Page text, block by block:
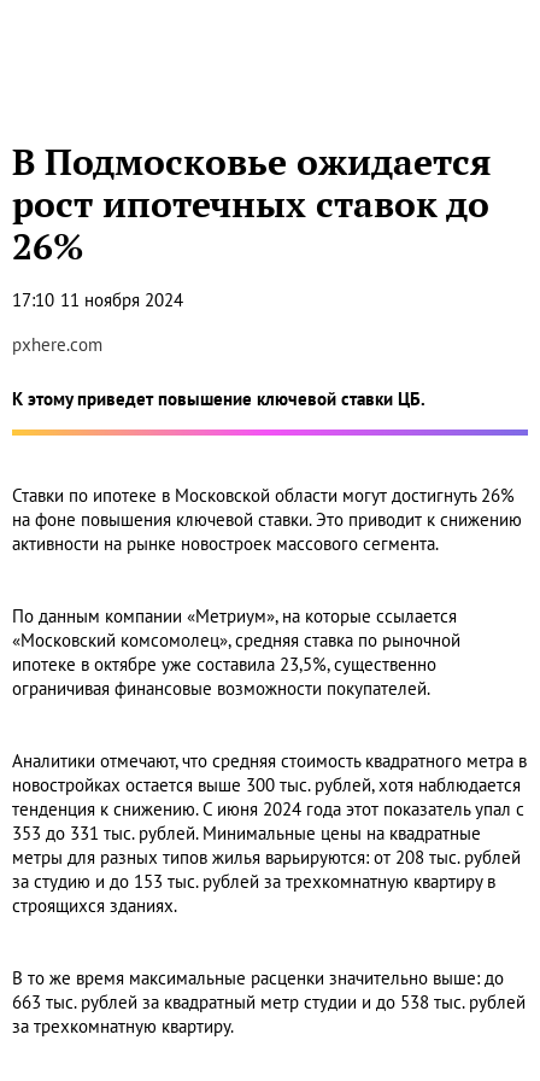
В Подмосковье ожидается
рост ипотечных ставок до
26%
17:10 11 ноября 2024
pxhere.com
К этому приведет повышение ключевой ставки ЦБ.
Ставки по ипотеке в Московской области могут достигнуть 26%
на фоне повышения ключевой ставки. Это приводит к снижению
активности на рынке новостроек массового сегмента.
По данным компании «Метриум», на которые ссылается
«Московский комсомолец», средняя ставка по рыночной
ипотеке в октябре уже составила 23,5%, существенно
ограничивая финансовые возможности покупателей.
Аналитики отмечают, что средняя стоимость квадратного метра в
новостройках остается выше 300 тыс. рублей, хотя наблюдается
тенденция к снижению. С июня 2024 года этот показатель упал с
353 до 331 тыс. рублей. Минимальные цены на квадратные
метры для разных типов жилья варьируются: от 208 тыс. рублей
за студию и до 153 тыс. рублей за трехкомнатную квартиру в
строящихся зданиях.
В то же время максимальные расценки значительно выше: до
663 тыс. рублей за квадратный метр студии и до 538 тыс. рублей
за трехкомнатную квартиру.